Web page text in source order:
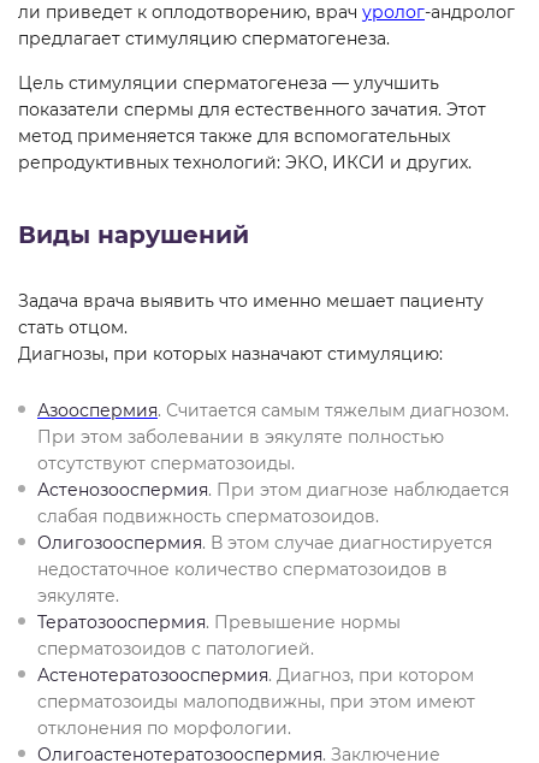
ли приведет к оплодотворению, врач уролог-андролог
предлагает стимуляцию сперматогенеза.
Цель стимуляции сперматогенеза — улучшить
показатели спермы для естественного зачатия. Этот
метод применяется также для вспомогательных
репродуктивных технологий: ЭКО, ИКСИ и других.
Виды нарушений
Задача врача выявить что именно мешает пациенту
стать отцом.
Диагнозы, при которых назначают стимуляцию:
Азооспермия. Считается самым тяжелым диагнозом.
При этом заболевании в эякуляте полностью
отсутствуют сперматозоиды.
Астенозооспермия. При этом диагнозе наблюдается
слабая подвижность сперматозоидов.
Олигозооспермия. В этом случае диагностируется
недостаточное количество сперматозоидов в
эякуляте.
Тератозооспермия. Превышение нормы
сперматозоидов с патологией.
Астенотератозооспермия. Диагноз, при котором
сперматозоиды малоподвижны, при этом имеют
отклонения по морфологии.
Олигоастенотератозооспермия. Заключение